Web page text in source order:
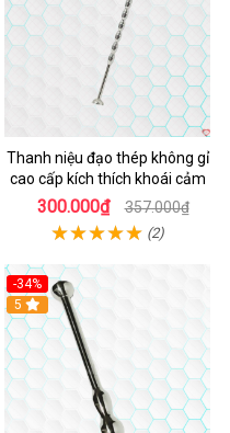
Thanh niệu đạo thép không gỉ
cao cấp kích thích khoái cảm
300.000₫ 357.000₫
(2)
-34%
Hot
5